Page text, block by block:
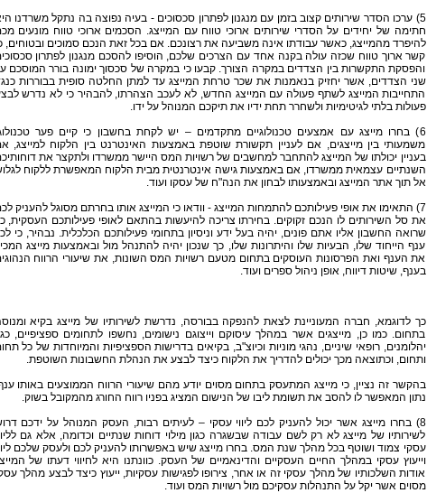
5) ערכו הסדר שירותים קצוב בזמן עם מנגנון לפתרון סכסוכים - בעיה נפוצה בה נתקל משרדנו
חתימה של יחידים על הסדרי שירותים ארוכי טווח עם המייצג. הסכמים ארוכי טווח מונעים
להיפרד מהמייצג, כאשר עבודתו אינה משביעה את רצונכם. אם בכל זאת הנכם סמוכים ובטוחים,
קשר ארוך טווח שכזה עולה בקנה אחד עם הצרכים שלכם, הוסיפו להסכם מנגנון לפתרון
והפסקת התקשרות בין הצדדים במקרה הצורך. קבעו כי במקרה של סכסוך ימונה בורר המוסכם
שני הצדדים, אשר יחזיק בנאמנות את שכר טרחת המייצג עד למתן החלטה סופית בבוררות
התחייבות המייצג לשתף פעולה עם המייצג החדש, לא לעכב הצהרתו, להבהיר כי לא נדרש
פעולות בלתי לגיטימיות ולשחרר תחת ידיו את תיקכם המנוהל על ידו.
6) בחרו מייצג עם אמצעים טכנולוגיים מתקדמים – יש לקחת בחשבון כי קיים פער
משמעותי בין מייצגים, אם לעניין תקשורת שוטפת באמצעות האינטרנט בין הלקוח למייצג,
בעניין יכולתו של המייצג להתחבר למחשבים של רשויות המס היישר ממשרדו ולתקצר את
השנתיים עצמאית ממשרדו, אם באמצעות גישה אינטרנטית מבית הלקוח המאפשרת ללקוח
אל תוך אתר המייצג ובאמצעותו לבחון את הנה"ח של עסקו ועוד.
7) התאימו את אופי פעילותכם להתמחות המייצג - וודאו כי המייצג אותו בחרתם מסוגל להעניק
את סל השירותים לו הנכם זקוקים. בחירתו צריכה להיעשות בהתאם לאופי פעילותכם העסקית,
שרואה החשבון אליו אתם פונים, יהיה בעל ידע וניסיון בתחומי פעילותכם הכלכלית. נבהיר, כי
ענף הייחוד שלו, הבעיות שלו והיתרונות שלו, כך שנכון יהיה להתנהל מול ובאמצעות מייצג
את הענף ואת הפרסונות העוסקים בתחום מטעם רשויות המס השונות, את שיעורי הרווח
בענף, שיטות דיווח, אופן ניהול ספרים ועוד.
כך לדוגמא, חברה המעוניינת לצאת להנפקה בבורסה, נדרשת לשירותיו של מייצג בקיא
בתחום. כמו כן, מייצגים אשר במהלך עיסוקם וייצוגם נישומים, נחשפו לתחומים ספציפיים,
יהלומנים, רופאי שיניים, נהגי מוניות וכיוצ"ב, בקיאים בדרישות הספציפיות והמיוחדות של כל
ותחום, וכתוצאה מכך יכולים להדריך את הלקוח כיצד לבצע את הנהלת החשבונות השוטפת.
בהקשר זה נציין, כי מייצג המתעסק בתחום מסוים יודע מהם שיעורי הרווח הממוצעים באותו
נתון המאפשר לו להסב את תשומת ליבו של הנישום המציג בפניו רווח החורג מהמקובל בשוק.
8) בחרו מייצג אשר יכול להעניק לכם ליווי עסקי – לעיתים רבות, העסק המנוהל על ידכם
לשירותיו של מייצג לא רק לשם עבודה שבשגרה כגון מילוי דוחות שנתיים וכדומה, אלא גם
עסקי צמוד ושוטף בכל מהלך שנת המס. בחרו מייצג שיש באפשרותו להעניק לכם ולעסק שלכם
וייעוץ עסקי במהלך החיים העסקיים והדינאמיים של העסק. כוונתנו היא לחיווי דעתו של
אודות השלכותיו של מהלך עסקי זה או אחר, צירופו לפגישות עסקיות, ייעוץ כיצד לבצע מהלך
מסוים אשר יקל על התנהלות עסקיכם מול רשויות המס ועוד.